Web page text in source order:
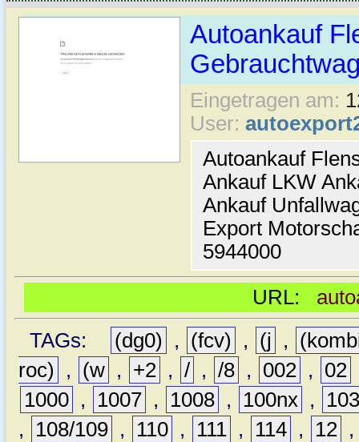
Autoankauf
Eingetragen am:
User:
Autoankauf
Ankauf LKW
Ankauf
Export
5944000
URL:
TAGs:
(dg0) , (fcv) , (j ,
roc)
, (w , +2 , / , /8 , 002 , 02
1000 , 1007 , 1008 , 100nx ,
,
108/109 , 110 , 111 , 114 , 12